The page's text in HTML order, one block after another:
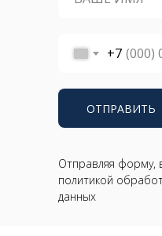
+7
ОТПРАВИТЬ
Отправляя форму,
политикой
данных